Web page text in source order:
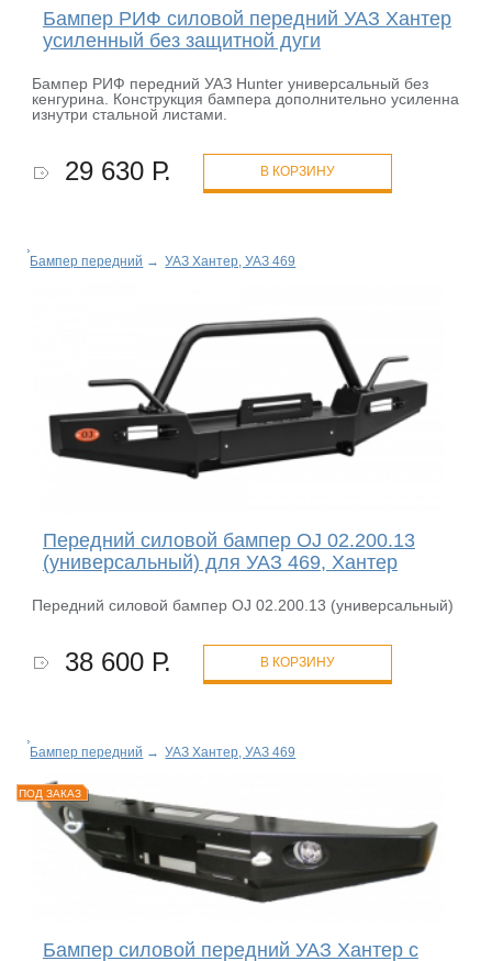
Бампер РИФ силовой передний УАЗ Хантер
усиленный без защитной дуги
Бампер РИФ передний УАЗ Hunter универсальный без
кенгурина. Конструкция бампера дополнительно усиленна
изнутри стальной листами.
29 630 Р. В КОРЗИНУ
Бампер передний → УАЗ Хантер, УАЗ 469
Передний силовой бампер OJ 02.200.13
(универсальный) для УАЗ 469, Хантер
Передний силовой бампер OJ 02.200.13 (универсальный)
38 600 Р. В КОРЗИНУ
Бампер передний → УАЗ Хантер, УАЗ 469
ПОД ЗАКАЗ
Бампер силовой передний УАЗ Хантер с